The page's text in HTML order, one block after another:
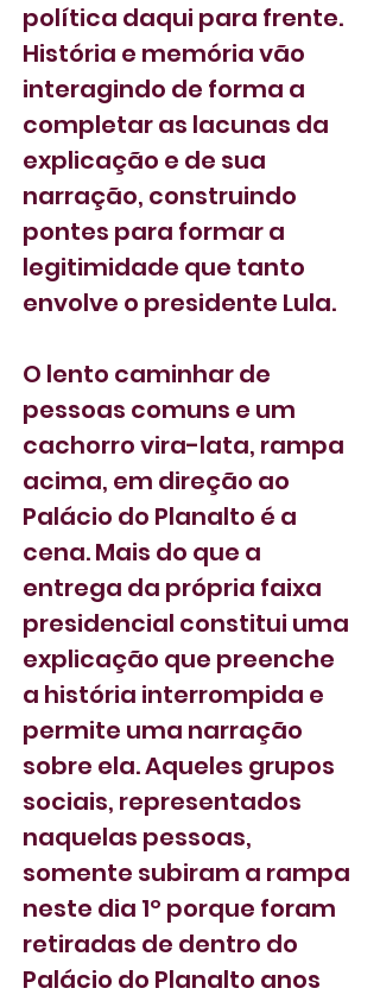
política daqui para frente.
História e memória vão
interagindo de forma a
completar as lacunas da
explicação e de sua
narração, construindo
pontes para formar a
legitimidade que tanto
envolve o presidente Lula.
O lento caminhar de
pessoas comuns e um
cachorro vira-lata, rampa
acima, em direção ao
Palácio do Planalto é a
cena. Mais do que a
entrega da própria faixa
presidencial constitui uma
explicação que preenche
a história interrompida e
permite uma narração
sobre ela. Aqueles grupos
sociais, representados
naquelas pessoas,
somente subiram a rampa
neste dia 1º porque foram
retiradas de dentro do
Palácio do Planalto anos